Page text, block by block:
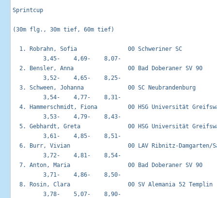
Sprintcup
(30m flg., 30m tief, 60m tief)
1. Robrahn, Sofia               00 Schweriner SC
         3,45-    4,69-    8,07-
2. Bensler, Anna                00 Bad Doberaner SV 90
         3,52-    4,65-    8,25-
3. Schween, Johanna             00 SC Neubrandenburg
         3,54-    4,77-    8,31-
4. Hammerschmidt, Fiona         00 HSG Universität
         3,53-    4,79-    8,43-
5. Gebhardt, Greta              00 HSG Universität
         3,61-    4,85-    8,51-
6. Burr, Vivian                 00 LAV Ribnitz-Damgarten/
         3,72-    4,81-    8,54-
7. Anton, Maria                 00 Bad Doberaner SV 90
         3,71-    4,86-    8,50-
8. Rosin, Clara                 00 SV Alemania 52 Templin
         3,78-    5,07-    8,90-